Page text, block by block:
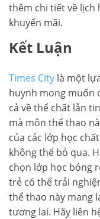
thêm chi tiết về lịch
khuyến mãi.
Kết Luận
Times City là một
huynh mong muốn
cả về thể chất lẫn
mà môn thể thao
của các lớp học
không thể bỏ qua.
chọn lớp học bóng
trẻ có thể trải
thể thao này mang
tương lai. Hãy liên